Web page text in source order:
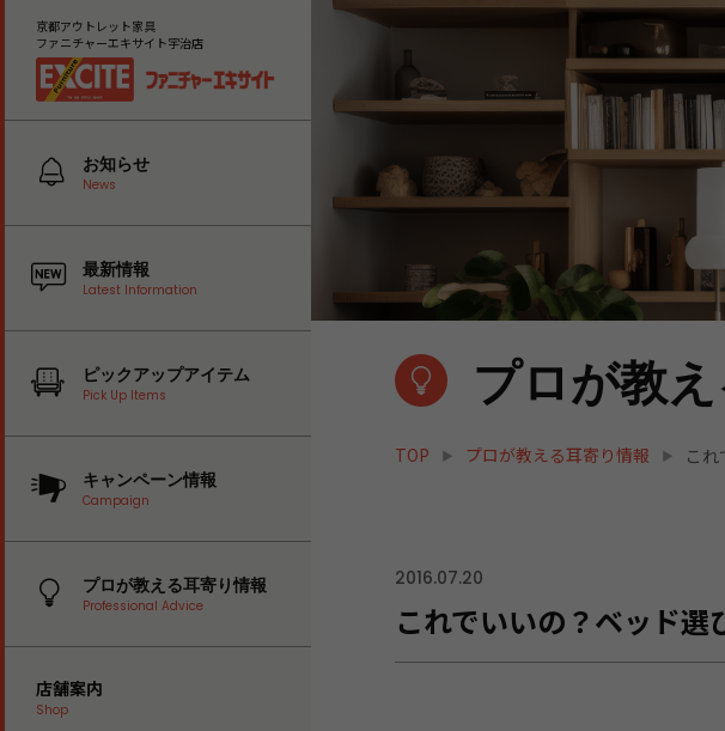
京都アウトレット家具
ファニチャーエキサイト宇治店
お知らせ
News
最新情報
Latest Information
ピックアップアイテム
Pick Up Items
キャンペーン情報
Campaign
プロが教える耳寄り情報
Professional Advice
店舗案内
Shop
プロが教
TOP プロが教える耳寄り情報 こ
2016.07.20
これでいいの？ベッド選